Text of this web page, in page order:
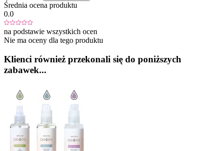
Średnia ocena produktu
0.0
na podstawie wszystkich ocen
Nie ma oceny dla tego produktu
Klienci również przekonali się do poniższych
zabawek...